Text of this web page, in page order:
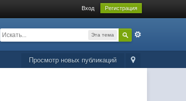
Вход Регистрация
Эта тема
Просмотр новых публикаций